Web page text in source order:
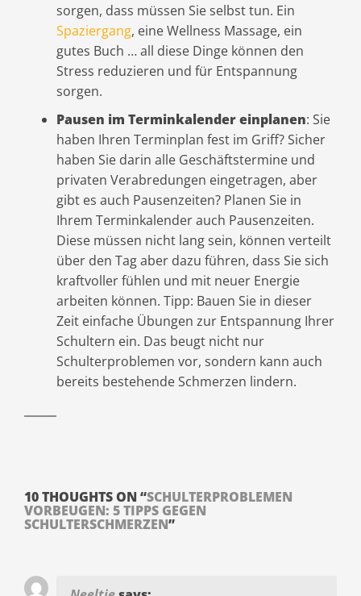
sorgen, dass müssen Sie selbst tun. Ein
Spaziergang, eine Wellness Massage, ein
gutes Buch … all diese Dinge können den
Stress reduzieren und für Entspannung
sorgen.
Pausen im Terminkalender einplanen: Sie
haben Ihren Terminplan fest im Griff? Sicher
haben Sie darin alle Geschäftstermine und
privaten Verabredungen eingetragen, aber
gibt es auch Pausenzeiten? Planen Sie in
Ihrem Terminkalender auch Pausenzeiten.
Diese müssen nicht lang sein, können verteilt
über den Tag aber dazu führen, dass Sie sich
kraftvoller fühlen und mit neuer Energie
arbeiten können. Tipp: Bauen Sie in dieser
Zeit einfache Übungen zur Entspannung Ihrer
Schultern ein. Das beugt nicht nur
Schulterproblemen vor, sondern kann auch
bereits bestehende Schmerzen lindern.
10 THOUGHTS ON “SCHULTERPROBLEMEN
VORBEUGEN: 5 TIPPS GEGEN
SCHULTERSCHMERZEN”